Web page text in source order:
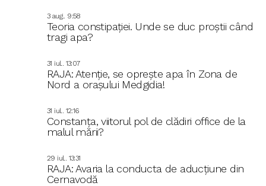
3 aug.. 9:58
Teoria constipației. Unde se duc proștii când
tragi apa?
31 iul.. 13:07
RAJA: Atenție, se oprește apa în Zona de
Nord a orașului Medgidia!
31 iul.. 12:16
Constanța, viitorul pol de clădiri office de la
malul mării?
29 iul.. 13:31
RAJA: Avaria la conducta de aducțiune din
Cernavodă